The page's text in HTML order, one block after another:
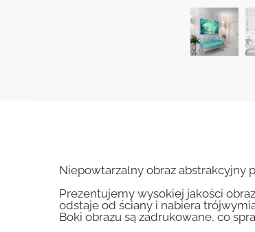
Niepowtarzalny obraz abstrakcyjny
Prezentujemy wysokiej jakości
odstaje od ściany i nabiera
Boki obrazu są zadrukowane, co